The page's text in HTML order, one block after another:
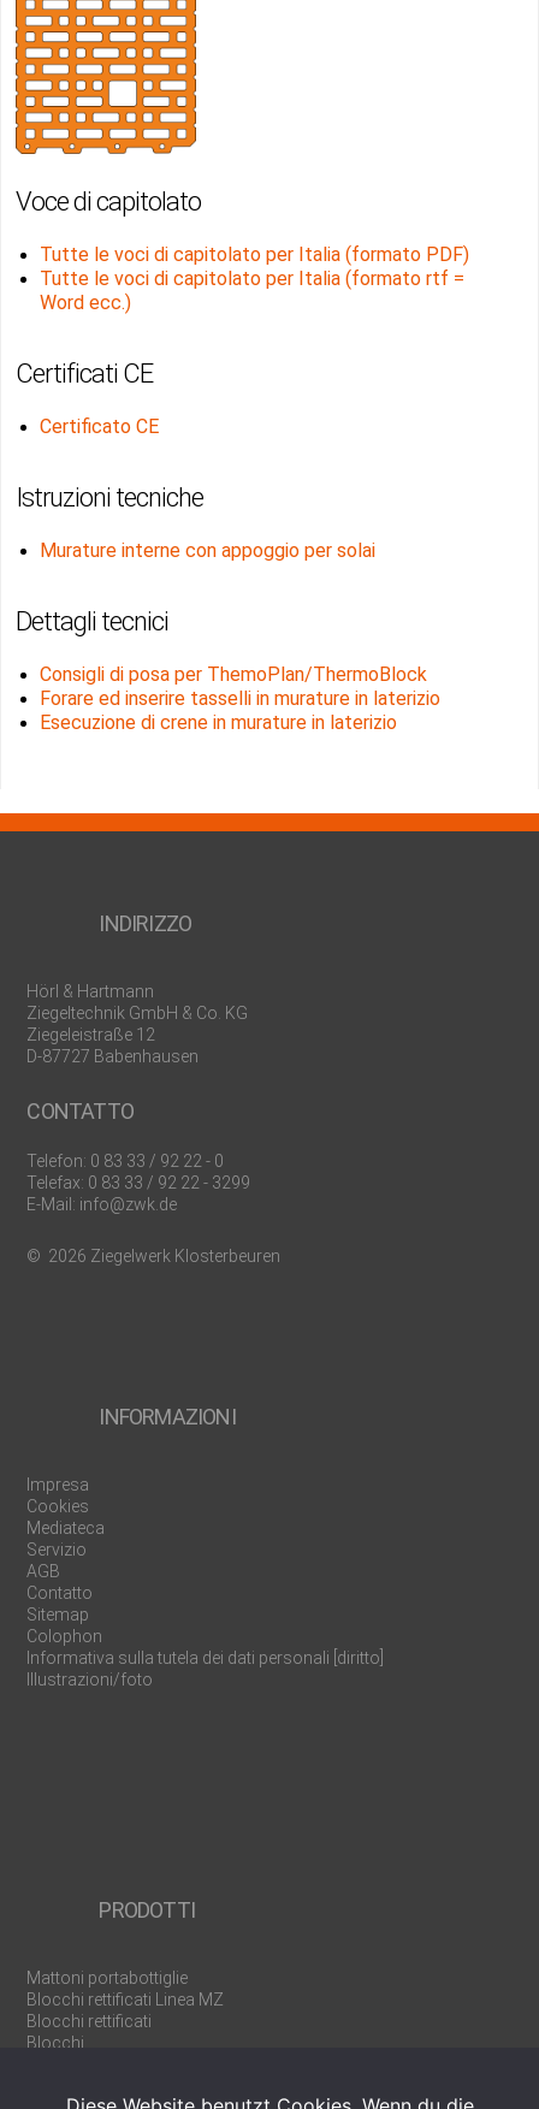
Voce di capitolato
Tutte le voci di capitolato per Italia (formato PDF)
Tutte le voci di capitolato per Italia (formato rtf =
Word ecc.)
Certificati CE
Certificato CE
Istruzioni tecniche
Murature interne con appoggio per solai
Dettagli tecnici
Consigli di posa per ThemoPlan/ThermoBlock
Forare ed inserire tasselli in murature in laterizio
Esecuzione di crene in murature in laterizio
INDIRIZZO
Hörl & Hartmann
Ziegeltechnik GmbH & Co. KG
Ziegeleistraße 12
D-87727 Babenhausen
CONTATTO
Telefon: 0 83 33 / 92 22 - 0
Telefax: 0 83 33 / 92 22 - 3299
E-Mail: info@zwk.de
© 2026 Ziegelwerk Klosterbeuren
INFORMAZIONI
Impresa
Cookies
Mediateca
Servizio
AGB
Contatto
Sitemap
Colophon
Informativa sulla tutela dei dati personali [diritto]
Illustrazioni/foto
PRODOTTI
Mattoni portabottiglie
Blocchi rettificati Linea MZ
Blocchi rettificati
Blocchi